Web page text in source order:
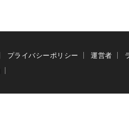
プライバシーポリシー 運営者